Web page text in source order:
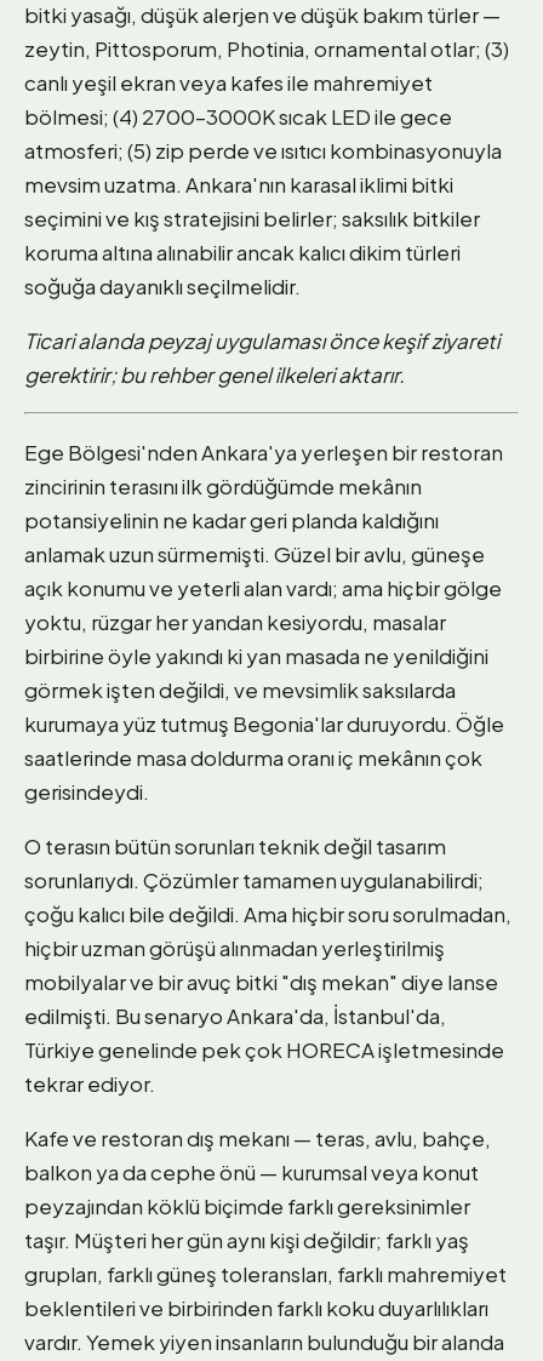
bitki yasağı, düşük alerjen ve düşük bakım türler —
zeytin, Pittosporum, Photinia, ornamental otlar; (3)
canlı yeşil ekran veya kafes ile mahremiyet
bölmesi; (4) 2700–3000K sıcak LED ile gece
atmosferi; (5) zip perde ve ısıtıcı kombinasyonuyla
mevsim uzatma. Ankara'nın karasal iklimi bitki
seçimini ve kış stratejisini belirler; saksılık bitkiler
koruma altına alınabilir ancak kalıcı dikim türleri
soğuğa dayanıklı seçilmelidir.
Ticari alanda peyzaj uygulaması önce keşif ziyareti
gerektirir; bu rehber genel ilkeleri aktarır.
Ege Bölgesi'nden Ankara'ya yerleşen bir restoran
zincirinin terasını ilk gördüğümde mekânın
potansiyelinin ne kadar geri planda kaldığını
anlamak uzun sürmemişti. Güzel bir avlu, güneşe
açık konumu ve yeterli alan vardı; ama hiçbir gölge
yoktu, rüzgar her yandan kesiyordu, masalar
birbirine öyle yakındı ki yan masada ne yenildiğini
görmek işten değildi, ve mevsimlik saksılarda
kurumaya yüz tutmuş Begonia'lar duruyordu. Öğle
saatlerinde masa doldurma oranı iç mekânın çok
gerisindeydi.
O terasın bütün sorunları teknik değil tasarım
sorunlarıydı. Çözümler tamamen uygulanabilirdi;
çoğu kalıcı bile değildi. Ama hiçbir soru sorulmadan,
hiçbir uzman görüşü alınmadan yerleştirilmiş
mobilyalar ve bir avuç bitki "dış mekan" diye lanse
edilmişti. Bu senaryo Ankara'da, İstanbul'da,
Türkiye genelinde pek çok HORECA işletmesinde
tekrar ediyor.
Kafe ve restoran dış mekanı — teras, avlu, bahçe,
balkon ya da cephe önü — kurumsal veya konut
peyzajından köklü biçimde farklı gereksinimler
taşır. Müşteri her gün aynı kişi değildir; farklı yaş
grupları, farklı güneş toleransları, farklı mahremiyet
beklentileri ve birbirinden farklı koku duyarlılıkları
vardır. Yemek yiyen insanların bulunduğu bir alanda